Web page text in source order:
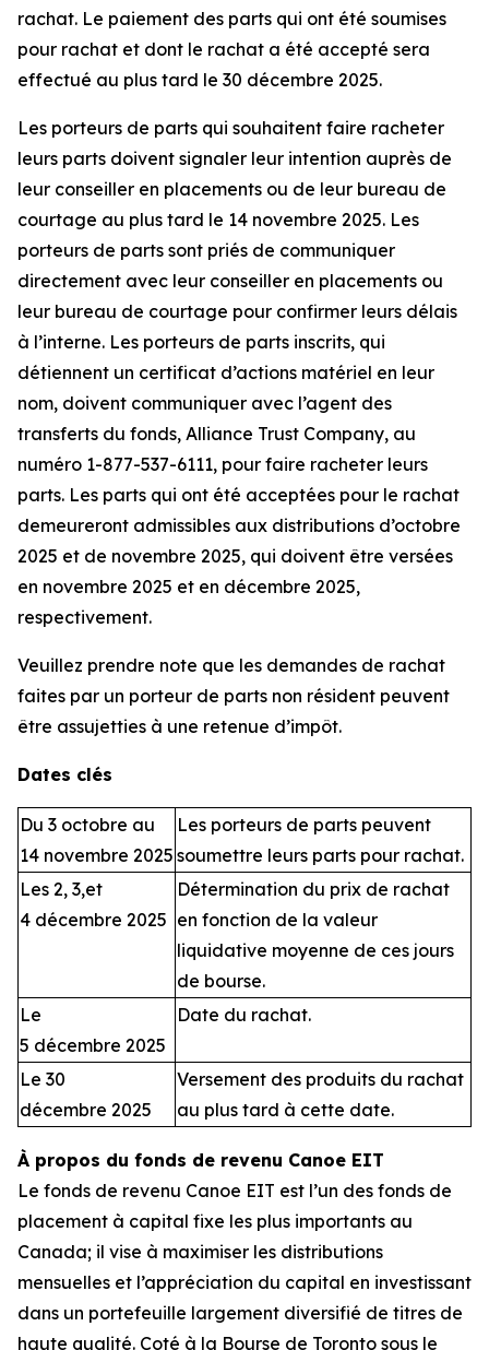
rachat. Le paiement des parts qui ont été soumises
pour rachat et dont le rachat a été accepté sera
effectué au plus tard le 30 décembre 2025.
Les porteurs de parts qui souhaitent faire racheter
leurs parts doivent signaler leur intention auprès de
leur conseiller en placements ou de leur bureau de
courtage au plus tard le 14 novembre 2025. Les
porteurs de parts sont priés de communiquer
directement avec leur conseiller en placements ou
leur bureau de courtage pour confirmer leurs délais
à l’interne. Les porteurs de parts inscrits, qui
détiennent un certificat d’actions matériel en leur
nom, doivent communiquer avec l’agent des
transferts du fonds, Alliance Trust Company, au
numéro 1-877-537-6111, pour faire racheter leurs
parts. Les parts qui ont été acceptées pour le rachat
demeureront admissibles aux distributions d’octobre
2025 et de novembre 2025, qui doivent être versées
en novembre 2025 et en décembre 2025,
respectivement.
Veuillez prendre note que les demandes de rachat
faites par un porteur de parts non résident peuvent
être assujetties à une retenue d’impôt.
Dates clés
Du 3 octobre au
14 novembre 2025
Les porteurs de parts peuvent
soumettre leurs parts pour rachat.
Les 2, 3,et
4 décembre 2025
Détermination du prix de rachat
en fonction de la valeur
liquidative moyenne de ces jours
de bourse.
Le
5 décembre 2025
Date du rachat.
Le 30
décembre 2025
Versement des produits du rachat
au plus tard à cette date.
À propos du fonds de revenu Canoe EIT
Le fonds de revenu Canoe EIT est l’un des fonds de
placement à capital fixe les plus importants au
Canada; il vise à maximiser les distributions
mensuelles et l’appréciation du capital en investissant
dans un portefeuille largement diversifié de titres de
haute qualité. Coté à la Bourse de Toronto sous le